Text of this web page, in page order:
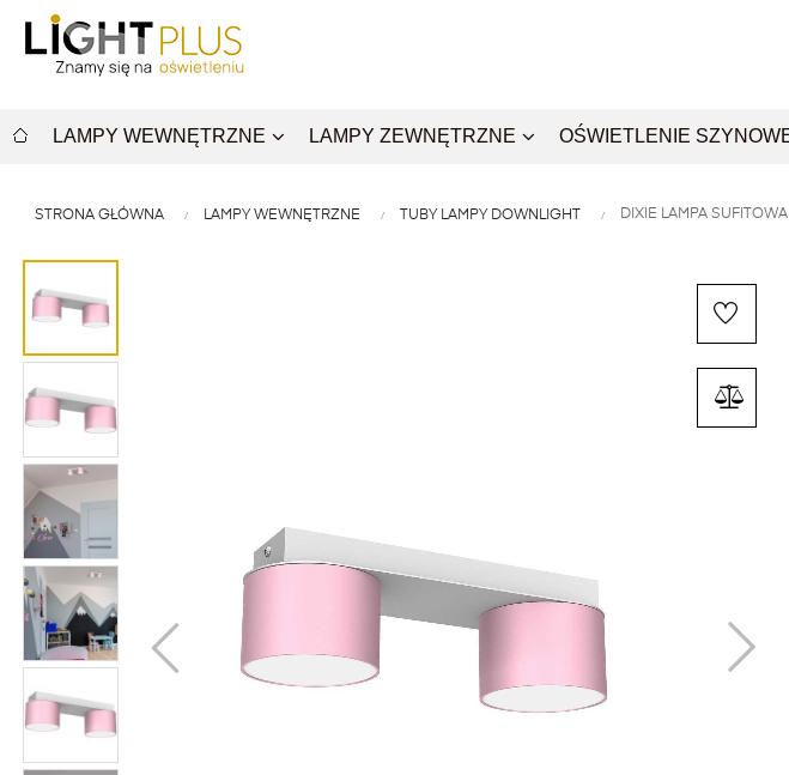
LAMPY WEWNĘTRZNE LAMPY ZEWNĘTRZNE OŚWIETLENIE
STRONA GŁÓWNA LAMPY WEWNĘTRZNE TUBY LAMPY DOWNLIGHT DIXIE LAMPA